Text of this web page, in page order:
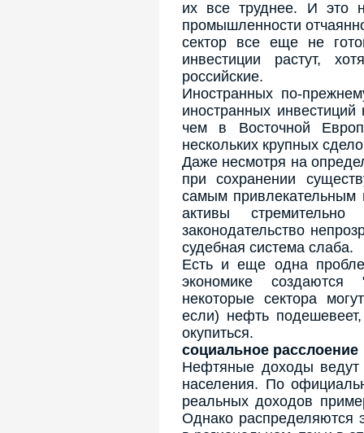
их все труднее. И это
промышленности
сектор все еще не
инвестиции растут,
российские.
Иностранных по-
иностранных
чем в Восточной
нескольких крупных
Даже несмотря на
при сохранении
самым привлекательным
активы
законодательство
судебная система слаба.
Есть и еще одна
экономике
некоторые сектора
если) нефть
окупиться.
социальное расслоение
Нефтяные доходы ведут
населения. По
реальных доходов
Однако распределяются